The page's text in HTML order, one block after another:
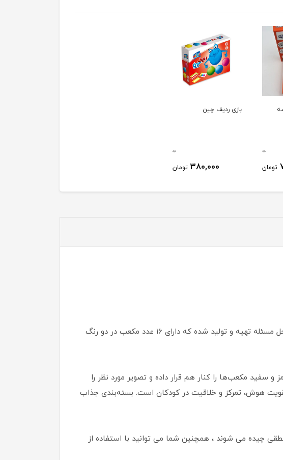
0
تومان
بازی ردیف چین
0
380,000 تومان
بازی فکری لبخند مدل معمای هوش برای رشد خلاقیت، افزایش دقت، توجه و تمرکز و افزایش توانایی حل مسئله تهیه و تولید شده که دارای 16 عدد مکعب در دو رنگ
سفید مکعب‌ها را کنار هم قرار داده و تصویر مورد نظر را
هوش، تمرکز و خلاقیت در کودکان است. بسته‌بندی جذاب
چیده می شوند ، همچنین شما می توانید با استفاده از